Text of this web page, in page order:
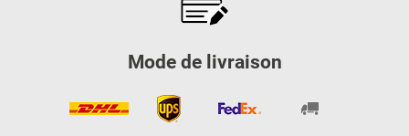
Mode de livraison